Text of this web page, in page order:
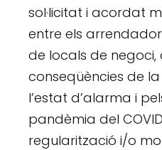
sol·licitat i acordat
entre els
de locals de
conseqüències de
l’estat d’alarma i
pandèmia del
regularització i/o